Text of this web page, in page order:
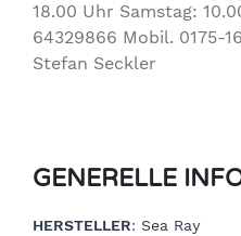
18.00 Uhr Samstag:
64329866 Mobil. 0175-
Stefan Seckler
GENERELLE
HERSTELLER: Sea Ray